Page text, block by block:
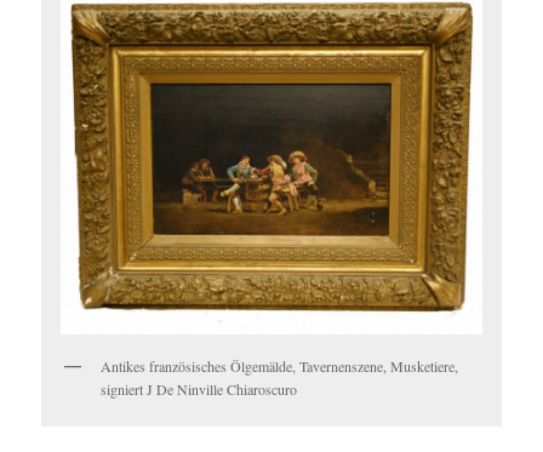
Antikes französisches Ölgemälde, Tavernenszene, Musketiere,
signiert J De Ninville Chiaroscuro